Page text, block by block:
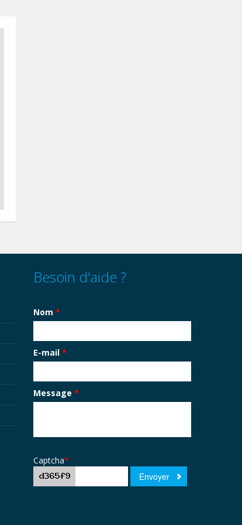
Besoin d'aide ?
Nom *
E-mail *
Message *
Captcha*